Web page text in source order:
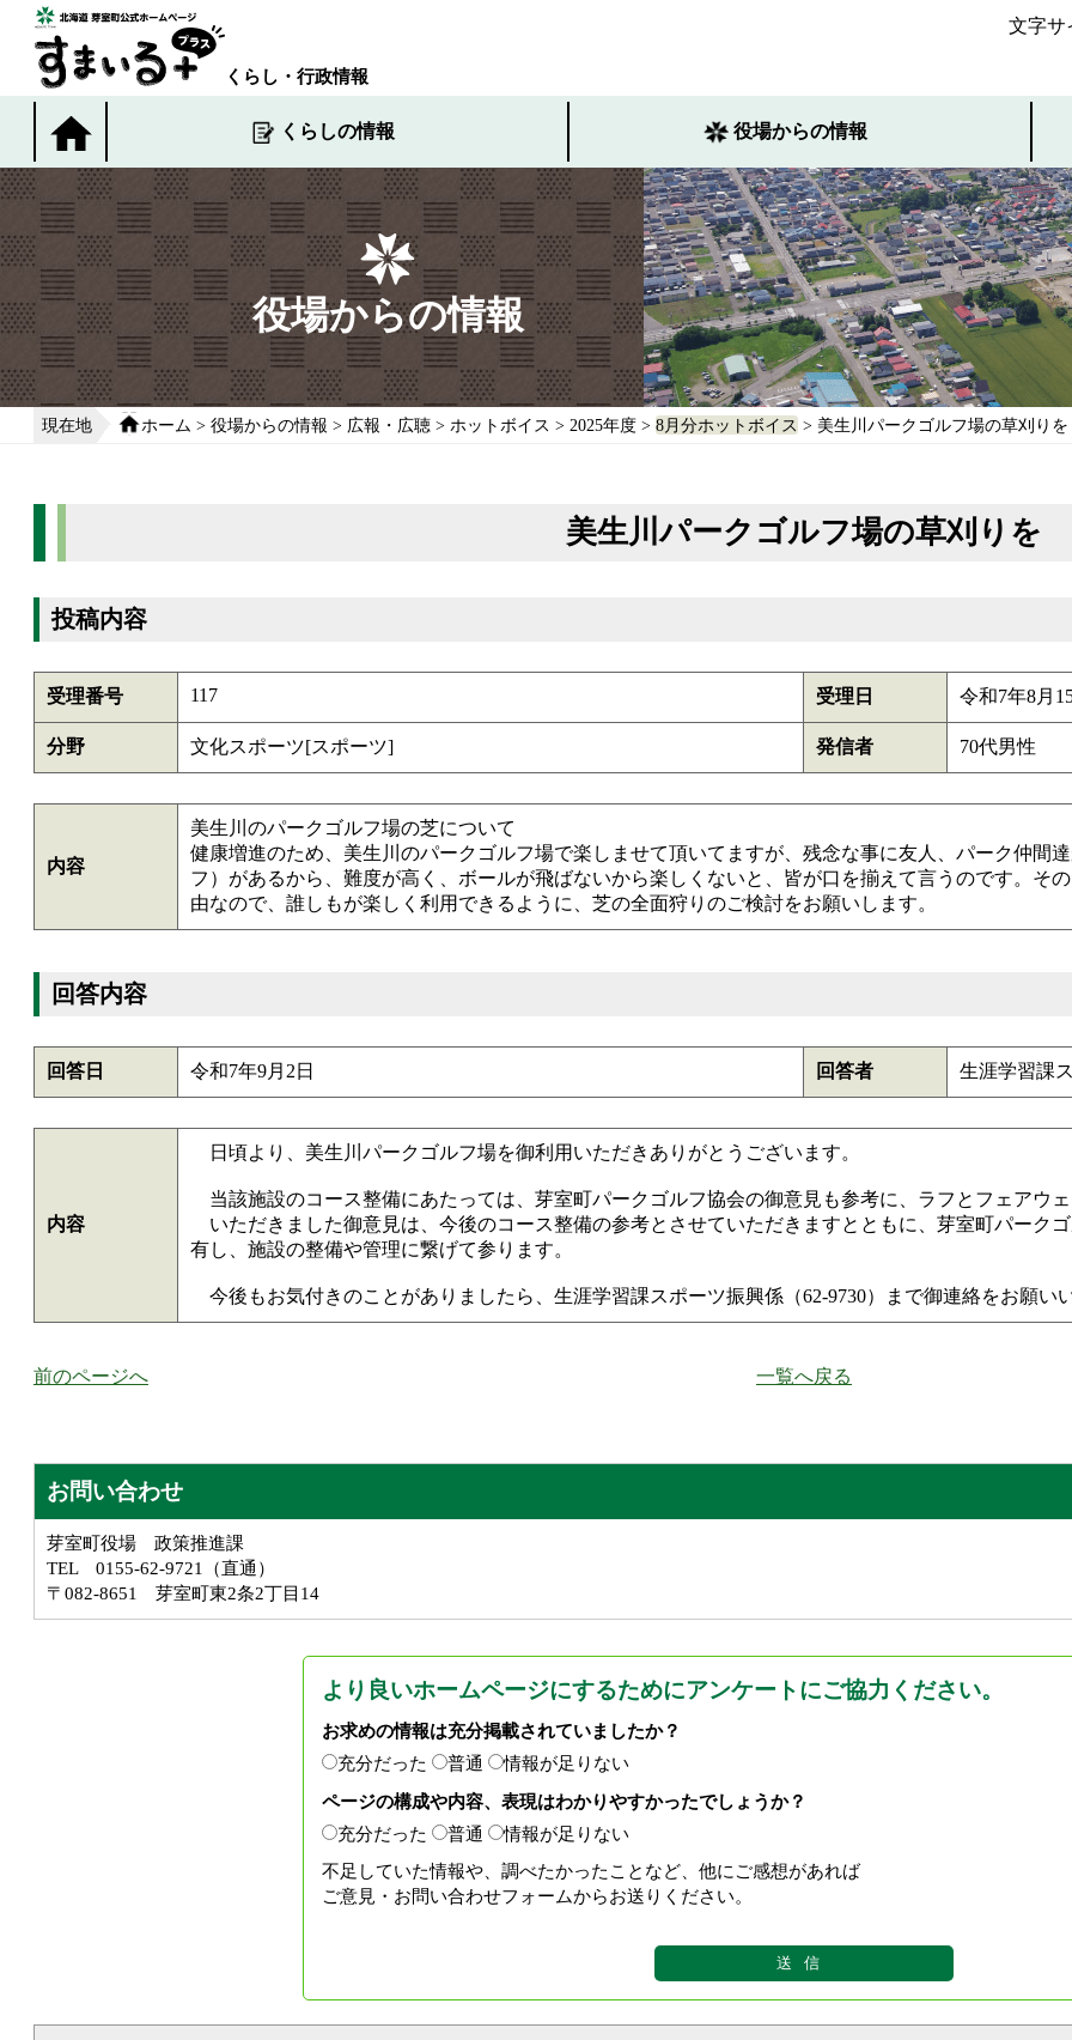
くらし・行政情報
文字サ
くらしの情報 役場からの情報
役場からの情報
現在地 ホーム > 役場からの情報 > 広報・広聴 > ホットボイス > 2025年度 > 8月分ホットボイス > 美生川パークゴルフ場の草刈りを
美生川パークゴルフ場の草刈りを
投稿内容
受理番号 117 受理日 令和7年8月
分野 文化スポーツ[スポーツ] 発信者 70代男性
内容
美生川のパークゴルフ場の芝について
健康増進のため、美生川のパークゴルフ場で楽しませて頂いてますが、残念な事に友人、パーク仲間
フ）があるから、難度が高く、ボールが飛ばないから楽しくないと、皆が口を揃えて言うのです。そ
由なので、誰しもが楽しく利用できるように、芝の全面狩りのご検討をお願いします。
回答内容
回答日 令和7年9月2日 回答者 生涯学習課
内容
日頃より、美生川パークゴルフ場を御利用いただきありがとうございます。
当該施設のコース整備にあたっては、芽室町パークゴルフ協会の御意見も参考に、ラフとフェアウ
いただきました御意見は、今後のコース整備の参考とさせていただきますとともに、芽室町パーク
有し、施設の整備や管理に繋げて参ります。
今後もお気付きのことがありましたら、生涯学習課スポーツ振興係（62-9730）まで御連絡をお願い
前のページへ 一覧へ戻る
お問い合わせ
芽室町役場 政策推進課
TEL 0155-62-9721（直通）
〒082-8651 芽室町東2条2丁目14
より良いホームページにするためにアンケートにご協力ください。
お求めの情報は充分掲載されていましたか？
充分だった
普通
情報が足りない
ページの構成や内容、表現はわかりやすかったでしょうか？
充分だった
普通
情報が足りない
不足していた情報や、調べたかったことなど、他にご感想があれば
ご意見・お問い合わせフォームからお送りください。